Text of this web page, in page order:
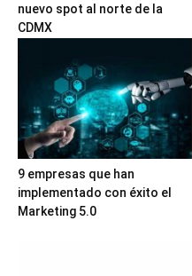
nuevo spot al norte de la
CDMX
9 empresas que han
implementado con éxito el
Marketing 5.0